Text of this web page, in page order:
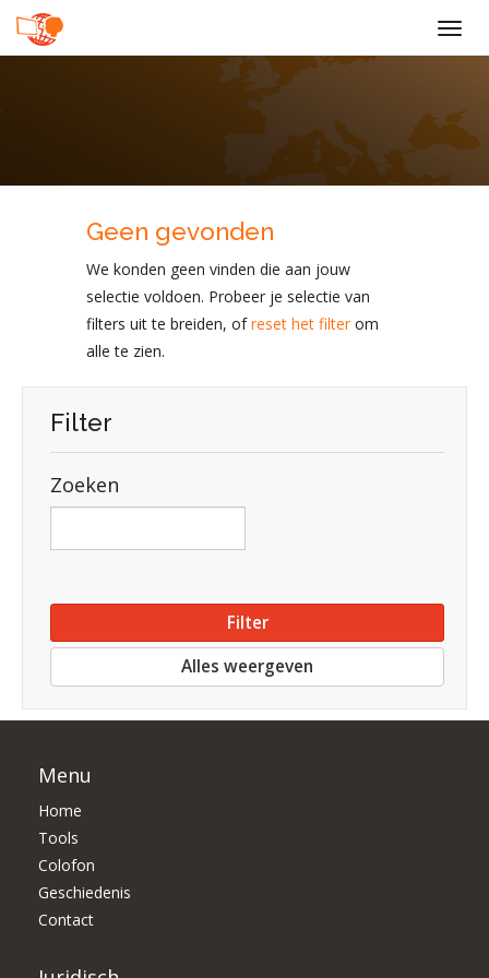
Geen gevonden
We konden geen vinden die aan jouw
selectie voldoen. Probeer je selectie van
filters uit te breiden, ofreset het filter om
alle te zien.
Filter
Zoeken
Alles weergeven
Menu
Home
Tools
Colofon
Geschiedenis
Contact